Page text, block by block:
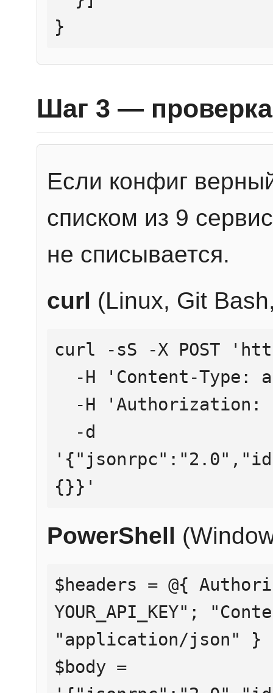
}
Шаг 3 — проверка
Если конфиг
списком из 9
не списывается.
curl (Linux, Git
curl -sS -X POST
{}}'
PowerShell
$headers = @{
YOUR_API_KEY";
"application/json" }
$body =